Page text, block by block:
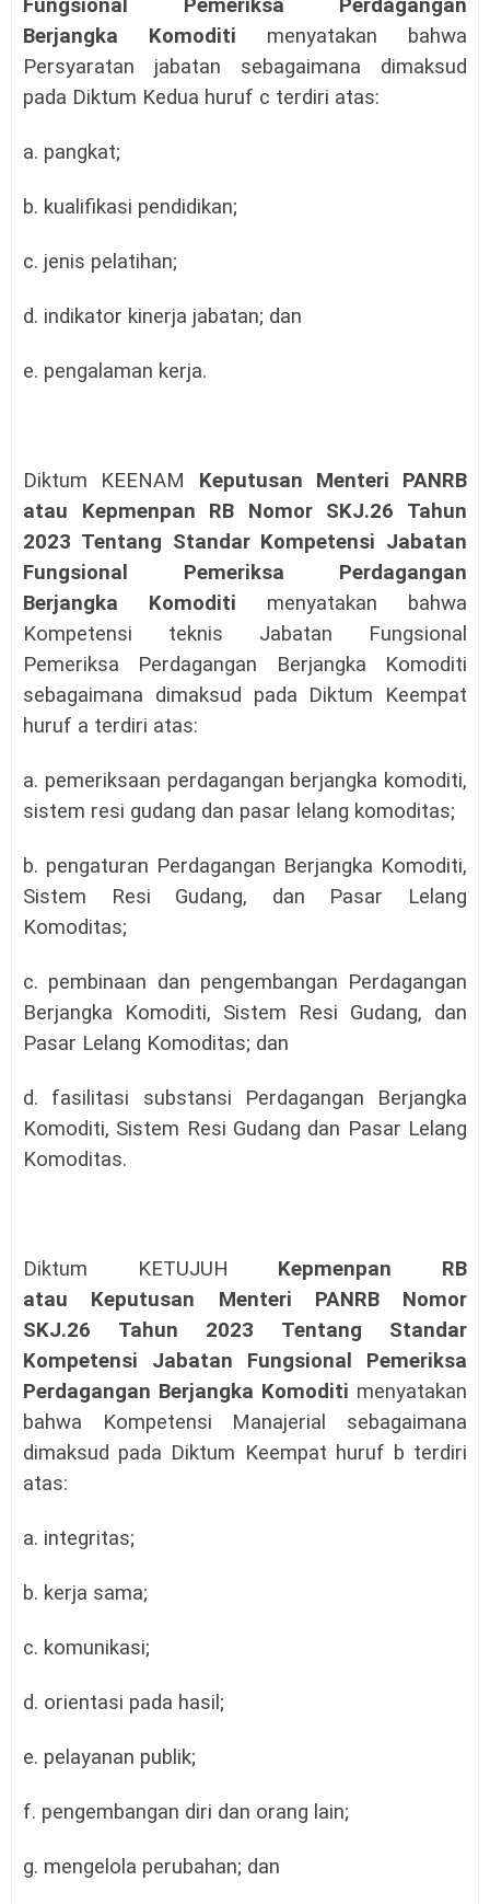
Fungsional Pemeriksa Perdagangan
Berjangka Komoditi menyatakan bahwa
Persyaratan jabatan sebagaimana dimaksud
pada Diktum Kedua huruf c terdiri atas:
a. pangkat;
b. kualifikasi pendidikan;
c. jenis pelatihan;
d. indikator kinerja jabatan; dan
e. pengalaman kerja.
Diktum KEENAM Keputusan Menteri PANRB
atau Kepmenpan RB Nomor SKJ.26 Tahun
2023 Tentang Standar Kompetensi Jabatan
Fungsional Pemeriksa Perdagangan
Berjangka Komoditi menyatakan bahwa
Kompetensi teknis Jabatan Fungsional
Pemeriksa Perdagangan Berjangka Komoditi
sebagaimana dimaksud pada Diktum Keempat
huruf a terdiri atas:
a. pemeriksaan perdagangan berjangka komoditi,
sistem resi gudang dan pasar lelang komoditas;
b. pengaturan Perdagangan Berjangka Komoditi,
Sistem Resi Gudang, dan Pasar Lelang
Komoditas;
c. pembinaan dan pengembangan Perdagangan
Berjangka Komoditi, Sistem Resi Gudang, dan
Pasar Lelang Komoditas; dan
d. fasilitasi substansi Perdagangan Berjangka
Komoditi, Sistem Resi Gudang dan Pasar Lelang
Komoditas.
Diktum KETUJUH Kepmenpan RB
atau Keputusan Menteri PANRB Nomor
SKJ.26 Tahun 2023 Tentang Standar
Kompetensi Jabatan Fungsional Pemeriksa
Perdagangan Berjangka Komoditi menyatakan
bahwa Kompetensi Manajerial sebagaimana
dimaksud pada Diktum Keempat huruf b terdiri
atas:
a. integritas;
b. kerja sama;
c. komunikasi;
d. orientasi pada hasil;
e. pelayanan publik;
f. pengembangan diri dan orang lain;
g. mengelola perubahan; dan